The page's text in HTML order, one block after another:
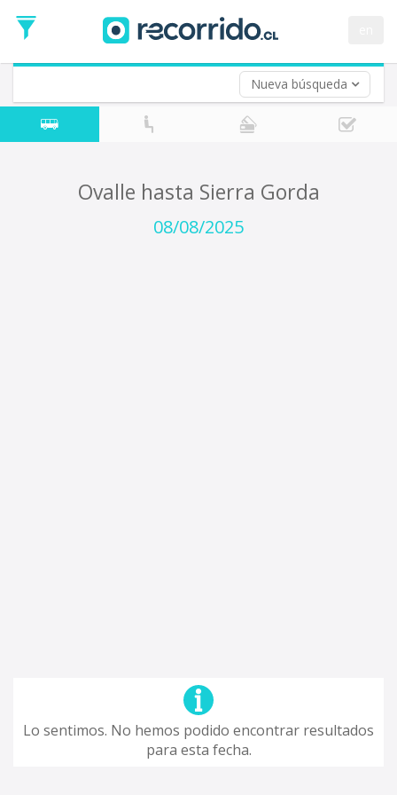
Nueva búsqueda
de
Ida
Vuelta (opcional)
Fecha
de
Ovalle hasta Sierra Gorda
08/08/2025
Lo sentimos. No hemos podido encontrar resultados
para esta fecha.